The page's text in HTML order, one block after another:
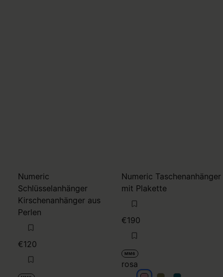
Numeric
Schlüsselanhänger
Kirschenanhänger aus
Perlen
€120
Numeric Taschenanhänger
mit Plakette
€190
MM6
rosa